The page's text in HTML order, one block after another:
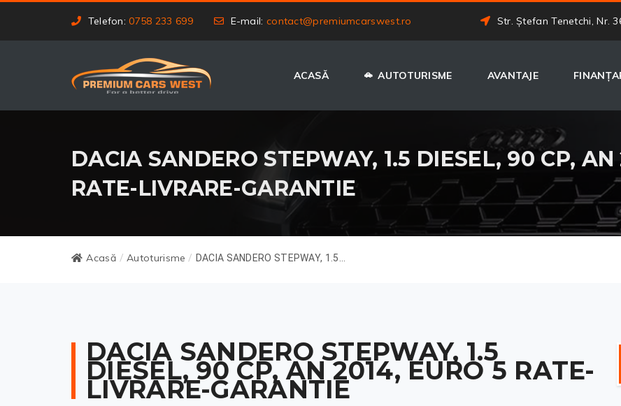
Telefon:0758 233 699 E-mail: contact@premiumcarswest.ro Str. Ștefan Tenetchi, Nr.
ACASĂ AUTOTURISME AVANTAJE
DACIA SANDERO STEPWAY, 1.5 DIESEL, 90 CP,
RATE-LIVRARE-GARANTIE
Acasă / Autoturisme / DACIA SANDERO STEPWAY, 1.5...
DACIA SANDERO STEPWAY, 1.5
DIESEL, 90 CP, AN 2014, EURO 5 RATE-
LIVRARE-GARANTIE